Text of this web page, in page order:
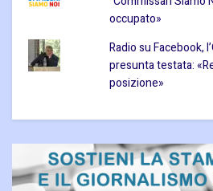
occupato»
Radio su Facebook,
presunta testata:
posizione»